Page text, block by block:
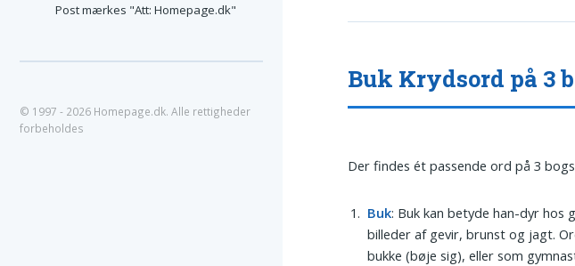
Buk Krydsord på 3
Der findes ét passende ord på 3
Buk: Buk kan betyde han-dyr
billeder af gevir, brunst og jagt.
bukke (bøje sig), eller som
Post mærkes "Att: Homepage.dk"
© 1997 - 2026 Homepage.dk. Alle rettigheder
forbeholdes